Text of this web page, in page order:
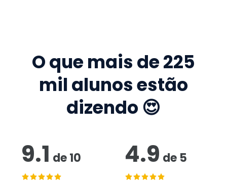
O que mais de225
mil alunos estão
dizendo 😍
9.1 de10 4.9 de 5